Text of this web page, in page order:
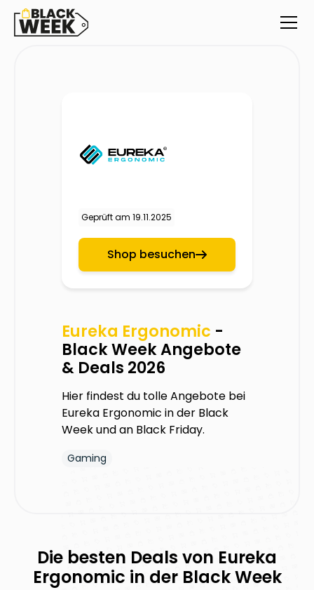
Eureka Ergonomic -
Black Week Angebote
& Deals 2026
Hier findest du tolle Angebote bei
Eureka Ergonomic in der Black
Week und an Black Friday.
Gaming
Geprüft am 19.11.2025
Shop besuchen
Die besten Deals von Eureka
Ergonomic in der Black Week